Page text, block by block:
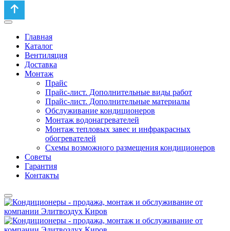
Главная
Каталог
Вентиляция
Доставка
Монтаж
Прайс
Прайс-лист. Дополнительные виды работ
Прайс-лист. Дополнительные материалы
Обслуживание кондиционеров
Монтаж водонагревателей
Монтаж тепловых завес и инфракрасных
обогревателей
Схемы возможного размещения кондиционеров
Советы
Гарантия
Контакты